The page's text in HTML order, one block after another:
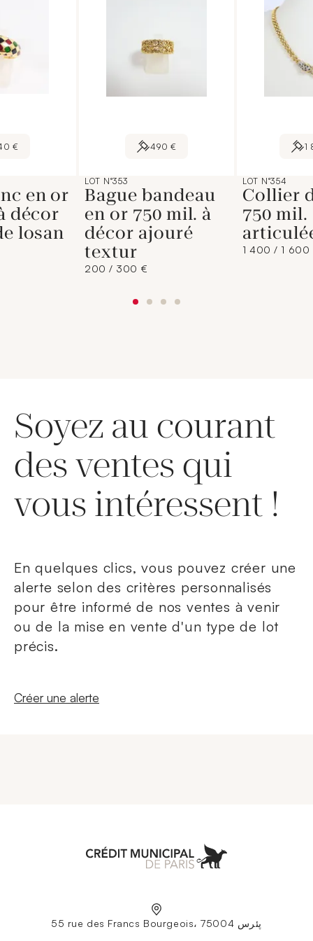
€
en or
décor
losan
490 €
LOT N°353
Bague bandeau
en or 750 mil. à
décor ajouré
textur
200 / 300 €
1
LOT N°354
Collier
750
1 400 / 1 600
Soyez au courant
des ventes qui
vous intéressent !
En quelques clics, vous pouvez créer une
alerte selon des critères personnalisés
pour être informé de nos ventes à venir
ou de la mise en vente d'un type de lot
précis.
Nouvelle fenêtre
Créer une alerte
55 rue des Francs Bourgeois، 75004 پئرس